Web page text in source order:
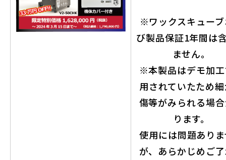
※ワックスキュー
び製品保証1年間は
ません。
※本製品はデモ加
用されていたため
傷等がみられる場
ります。
使用には問題あり
が、あらかじめご